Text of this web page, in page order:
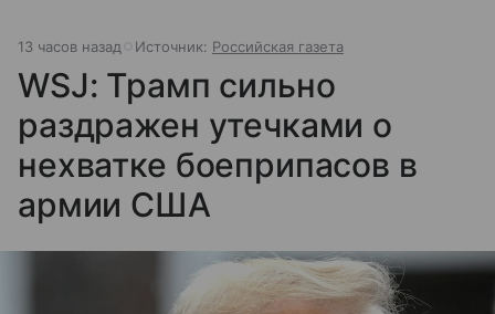
13 часов назад Источник: Российская газета
WSJ: Трамп сильно
раздражен утечками о
нехватке боеприпасов в
армии США